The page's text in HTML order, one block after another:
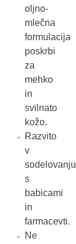
oljno-
mlečna
formulacija
poskrbi
za
mehko
in
svilnato
kožo.
Razvito
v
sodelovanju
s
babicami
in
farmacevti.
Ne